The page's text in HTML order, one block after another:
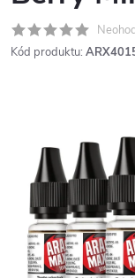
Kód produktu: